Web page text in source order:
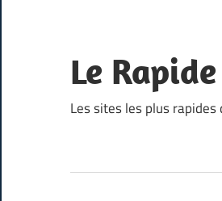
content
Le
Les sites les plus rapides